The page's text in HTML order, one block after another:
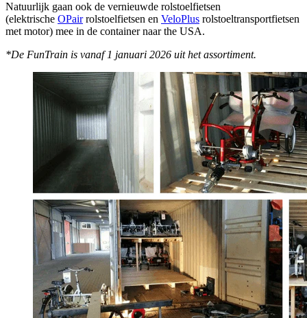
Natuurlijk gaan ook de vernieuwde rolstoelfietsen
(elektrische OPairrolstoelfietsen en VeloPlus rolstoeltransportfietsen
met motor) mee in de container naar the USA.
*De FunTrain is vanaf 1 januari 2026 uit het assortiment.